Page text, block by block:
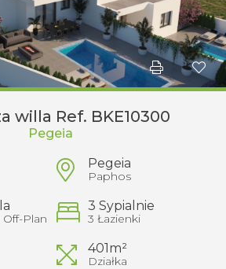
willa Ref. BKE10300
Pegeia
Pegeia
Paphos
Plan
3 Sypialnie
3 Łazienki
401m²
Działka